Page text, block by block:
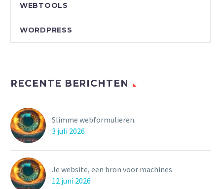
WEBTOOLS
WORDPRESS
RECENTE BERICHTEN
Slimme webformulieren.
3 juli 2026
Je website, een bron voor machines
12 juni 2026